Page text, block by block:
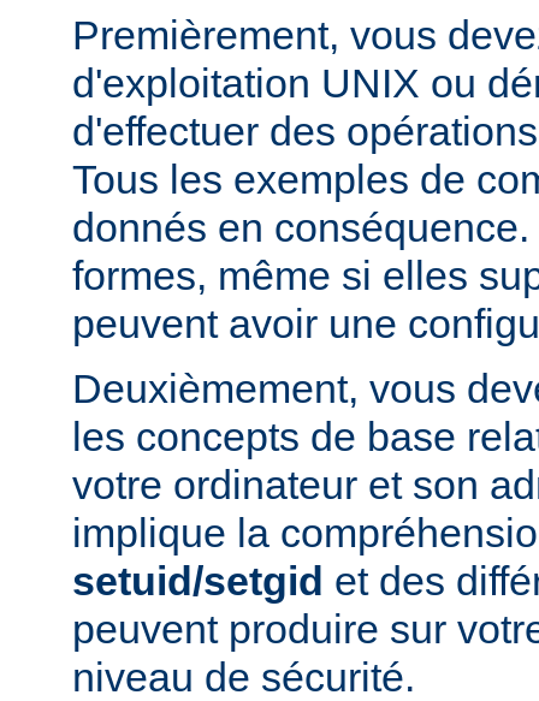
Premièrement, vous
d'exploitation UNIX ou
d'effectuer des
Tous les exemples de
donnés en
formes, même si elles
peuvent avoir une
Deuxièmement, vous
les concepts de base
votre ordinateur et son
implique la
setuid/setgid et des
peuvent produire sur
niveau de sécurité.